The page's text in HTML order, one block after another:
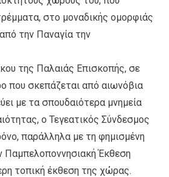
στο μοναδικής ομορφιάς
την Παναγία την
της Παλαιάς Επισκοπής, σε
που σκεπάζεται από αιωνόβια
με τα σπουδαιότερα μνημεία
ο Τεγεατικός Σύνδεσμος
παράλληλα με τη φημισμένη
Παμπελοποννησιακή Έκθεση
τοπική έκθεση της χώρας.